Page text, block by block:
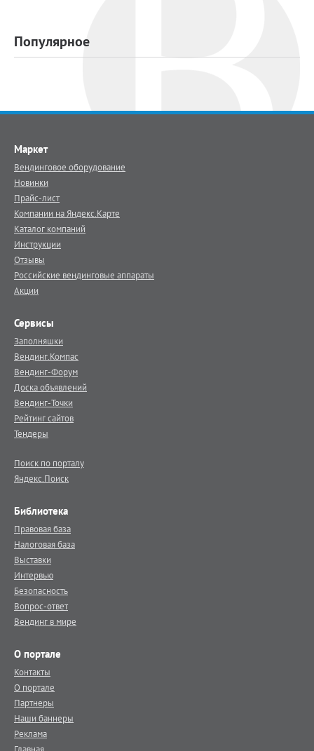
Популярное
Маркет
Вендинговое оборудование
Новинки
Прайс-лист
Компании на Яндекс.Карте
Каталог компаний
Инструкции
Отзывы
Российские вендинговые аппараты
Акции
Сервисы
Заполняшки
Вендинг.Компас
Вендинг-Форум
Доска объявлений
Вендинг-Точки
Рейтинг сайтов
Тендеры
Поиск по порталу
Яндекс.Поиск
Библиотека
Правовая база
Налоговая база
Выставки
Интервью
Безопасность
Вопрос-ответ
Вендинг в мире
О портале
Контакты
О портале
Партнеры
Наши баннеры
Реклама